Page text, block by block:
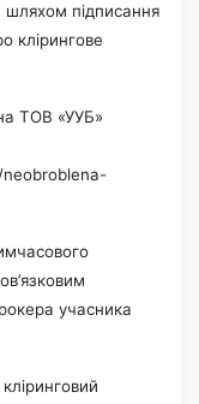
підписання
клірингове
ТОВ «УУБ»
учасника